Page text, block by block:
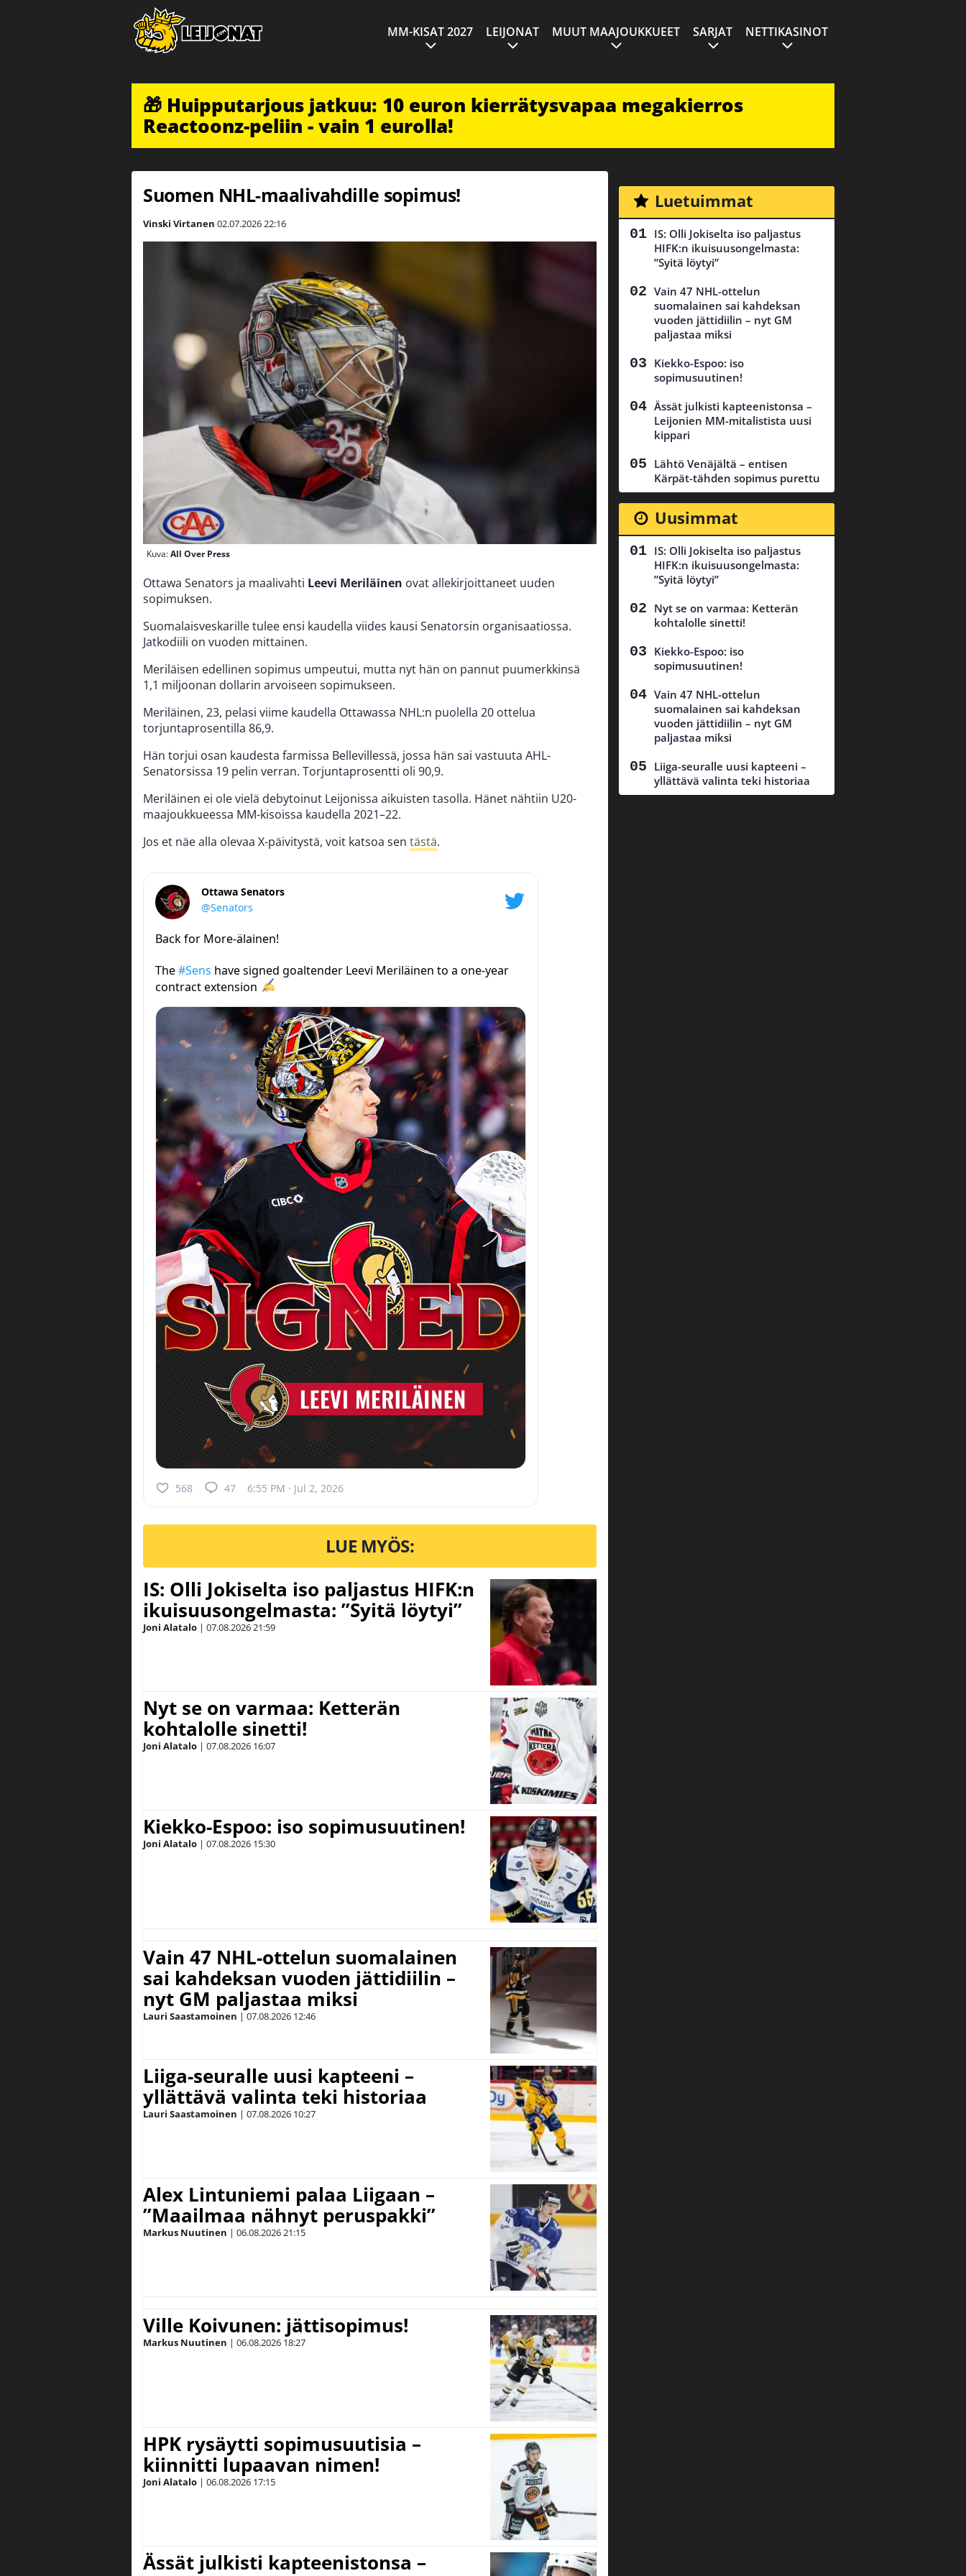
MM-KISAT 2027 LEIJONAT MUUT MAAJOUKKUEET SARJAT NETTIKASINOT
🎁 Huipputarjous jatkuu: 10 euron kierrätysvapaa megakierros
Reactoonz-peliin - vain 1 eurolla!
Suomen NHL-maalivahdille sopimus!
Vinski Virtanen 02.07.202622:16
Kuva:All Over Press
Ottawa Senators ja maalivahti Leevi Meriläinen ovat allekirjoittaneet uuden
sopimuksen.
Suomalaisveskarille tulee ensi kaudella viides kausi Senatorsin organisaatiossa.
Jatkodiili on vuoden mittainen.
Meriläisen edellinen sopimus umpeutui, mutta nyt hän on pannut puumerkkinsä
1,1 miljoonan dollarin arvoiseen sopimukseen.
Meriläinen, 23, pelasi viime kaudella Ottawassa NHL:n puolella 20 ottelua
torjuntaprosentilla 86,9.
Hän torjui osan kaudesta farmissa Bellevillessä, jossa hän sai vastuuta AHL-
Senatorsissa 19 pelin verran. Torjuntaprosentti oli 90,9.
Meriläinen ei ole vielä debytoinut Leijonissa aikuisten tasolla. Hänet nähtiin U20-
maajoukkueessa MM-kisoissa kaudella 2021–22.
Jos et näe alla olevaa X-päivitystä, voit katsoa sen tästä.
Ottawa Senators
@Senators
Back for More-älainen!
The#Sens have signed goaltender Leevi Meriläinen to a one-year
contract extension
568 47 6:55 PM · Jul 2, 2026
LUE MYÖS:
IS: Olli Jokiselta iso paljastus HIFK:n
ikuisuusongelmasta: ”Syitä löytyi”
Joni Alatalo | 07.08.202621:59
Nyt se on varmaa: Ketterän
kohtalolle sinetti!
Joni Alatalo | 07.08.2026 16:07
Kiekko-Espoo: iso sopimusuutinen!
Joni Alatalo | 07.08.2026 15:30
Vain 47 NHL-ottelun suomalainen
sai kahdeksan vuoden jättidiilin –
nyt GM paljastaa miksi
Lauri Saastamoinen | 07.08.2026 12:46
Liiga-seuralle uusi kapteeni –
yllättävä valinta teki historiaa
Lauri Saastamoinen | 07.08.2026 10:27
Alex Lintuniemi palaa Liigaan –
”Maailmaa nähnyt peruspakki”
Markus Nuutinen | 06.08.202621:15
Ville Koivunen: jättisopimus!
Markus Nuutinen | 06.08.2026 18:27
HPK rysäytti sopimusuutisia –
kiinnitti lupaavan nimen!
Joni Alatalo | 06.08.2026 17:15
Ässät julkisti kapteenistonsa –
Luetuimmat
IS: Olli Jokiselta iso paljastus
HIFK:n ikuisuusongelmasta:
”Syitä löytyi”
Vain 47 NHL-ottelun
suomalainen sai kahdeksan
vuoden jättidiilin – nyt GM
paljastaa miksi
Kiekko-Espoo: iso
sopimusuutinen!
Ässät julkisti kapteenistonsa –
Leijonien MM-mitalistista uusi
kippari
Lähtö Venäjältä – entisen
Kärpät-tähden sopimus purettu
Uusimmat
IS: Olli Jokiselta iso paljastus
HIFK:n ikuisuusongelmasta:
”Syitä löytyi”
Nyt se on varmaa: Ketterän
kohtalolle sinetti!
Kiekko-Espoo: iso
sopimusuutinen!
Vain 47 NHL-ottelun
suomalainen sai kahdeksan
vuoden jättidiilin – nyt GM
paljastaa miksi
Liiga-seuralle uusi kapteeni –
yllättävä valinta teki historiaa